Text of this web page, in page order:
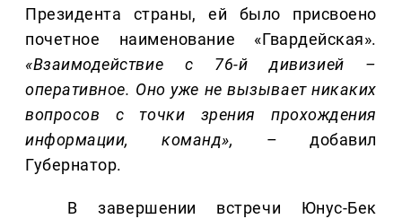
Президента страны, ей было присвоено
почетное наименование «Гвардейская».
«Взаимодействие с 76-й дивизией –
оперативное. Оно уже не вызывает никаких
вопросов с точки зрения прохождения
информации, команд»,
– добавил
Губернатор.
В завершении встречи Юнус-Бек